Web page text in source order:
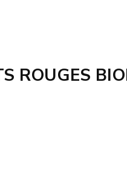
ROUGES